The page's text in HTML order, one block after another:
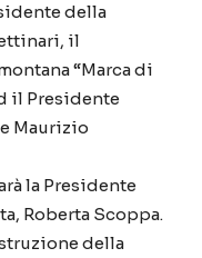
della
il
“Marca di
il Presidente
Maurizio
la Presidente
Roberta Scoppa.
della